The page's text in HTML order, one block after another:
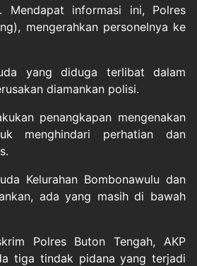
Mendapat informasi ini, Polres
mengerahkan personelnya ke
yang diduga terlibat dalam
diamankan polisi.
penangkapan mengenakan
menghindari perhatian dan
Kelurahan Bombonawulu dan
ada yang masih di bawah
Polres Buton Tengah, AKP
tiga tindak pidana yang terjadi